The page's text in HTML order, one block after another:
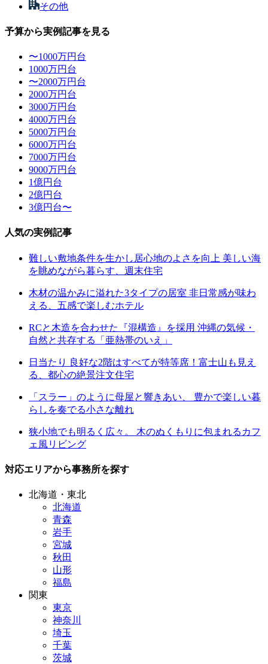
その他
予算から実例記事を見る
〜1000万円台
1000万円台
〜2000万円台
2000万円台
3000万円台
4000万円台
5000万円台
6000万円台
7000万円台
9000万円台
1億円台
2億円台
3億円台〜
人気の実例記事
難しい敷地条件を生かし居心地のよさを向上 美しい海
を眺めながら暮らす、週末住宅
木材の温かみに溢れた3タイプの居室 非日常感が味わ
える、五感で楽しむホテル
RCと木造を合わせた『混構造』を採用 沖縄の気候・
自然と共存する「亜熱帯のいえ」
日当たり 良好な2階はすべてが特等席！富士山も見え
る、都心の絶景注文住宅
「スラー」のように母屋と響きあい、 豊かで楽しい暮
らしを奏でる小さな離れ
狭小地でも明るく広々。 木のぬくもりに包まれるカフ
ェ風リビング
対応エリアから事務所を探す
北海道・東北
北海道
青森
岩手
宮城
秋田
山形
福島
関東
東京
神奈川
埼玉
千葉
茨城